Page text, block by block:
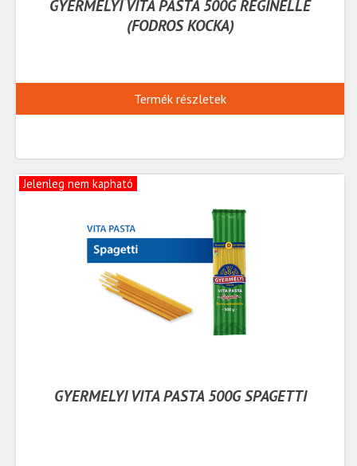
GYERMELYI VITA PASTA 500G REGINELLE
(FODROS KOCKA)
Termék részletek
Jelenleg nem kapható
GYERMELYI VITA PASTA 500G SPAGETTI